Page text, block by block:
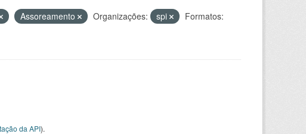
Assoreamento Organizações: spi
Formatos:
da API).